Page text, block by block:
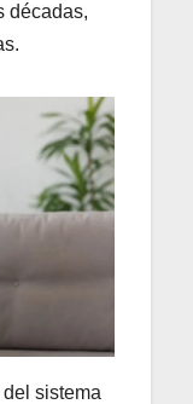
décadas,
sistema